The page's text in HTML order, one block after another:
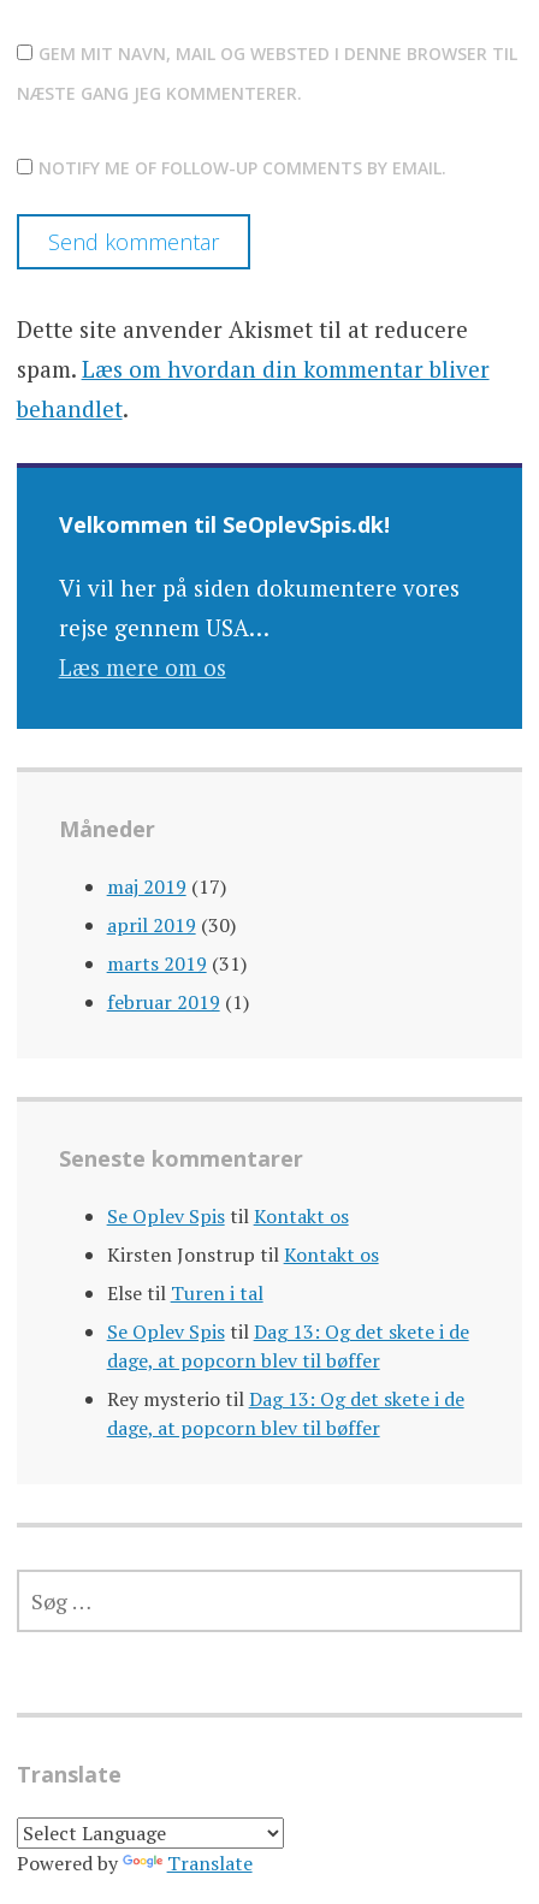
GEM MIT NAVN, MAIL OG WEBSTED I DENNE BROWSER TIL
NÆSTE GANG JEG KOMMENTERER.
NOTIFY ME OF FOLLOW-UP COMMENTS BY EMAIL.
Dette site anvender Akismet til at reducere
spam. Læs om hvordan din kommentar bliver
behandlet.
Velkommen til SeOplevSpis.dk!
Vi vil her på siden dokumentere vores
rejse gennem USA…
Læs mere om os
Måneder
maj 2019 (17)
april 2019 (30)
marts 2019 (31)
februar 2019 (1)
Seneste kommentarer
Se Oplev SpistilKontakt os
Kirsten Jonstrup tilKontakt os
Elsetil Turen i tal
Se Oplev SpistilDag 13: Og det skete i de
dage, at popcorn blev til bøffer
Rey mysteriotilDag 13: Og det skete i de
dage, at popcorn blev til bøffer
EFTER:
Translate
Powered by Translate